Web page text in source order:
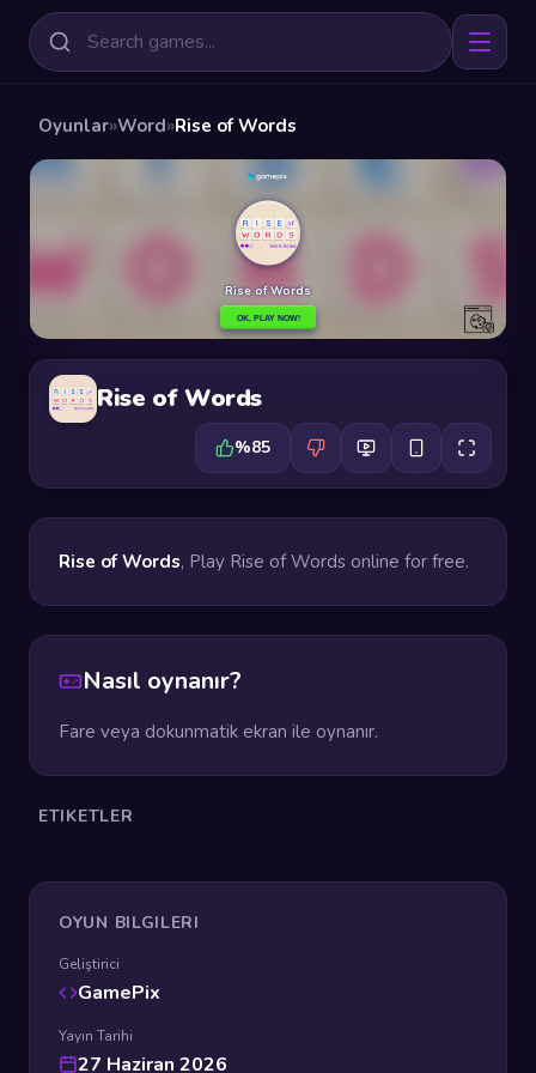
Oyunlar»Word»Rise of Words
Rise of Words
%85
Rise of Words, Play Rise of Words online for free.
Nasıl oynanır?
Fare veya dokunmatik ekran ile oynanır.
ETIKETLER
OYUN BILGILERI
Geliştirici
GamePix
Yayın Tarihi
27 Haziran 2026